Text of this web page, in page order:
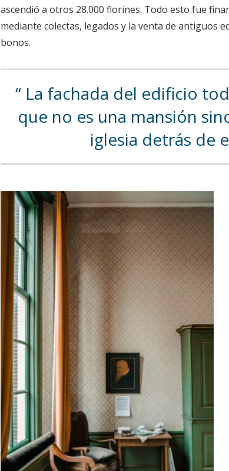
ascendió a otros 28.000 florines. Todo esto fue
mediante colectas, legados y la venta de antiguos
bonos.
La fachada del edificio
que no es una mansión
iglesia detrás de